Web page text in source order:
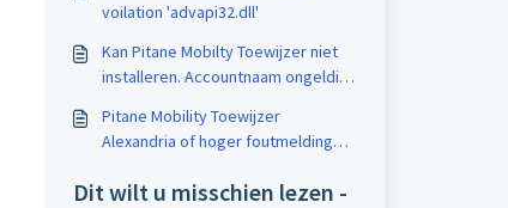
voilation 'advapi32.dll'
Kan Pitane Mobilty Toewijzer niet
installeren. Accountnaam ongeldig
is ongeldig voor de opgegeven
accountnaam.
Pitane Mobility Toewijzer
Alexandria of hoger foutmelding
Dit wilt u misschien lezen -